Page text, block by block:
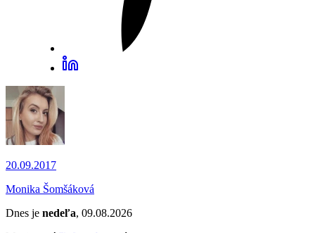
20.09.2017
Monika Šomšáková
Dnes je nedeľa, 09.08.2026